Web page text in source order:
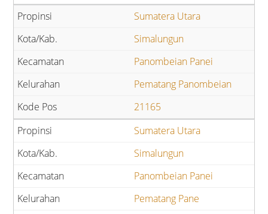
Sumatera Utara
Simalungun
Panombeian Panei
Pematang Panombeian
21165
Sumatera Utara
Simalungun
Panombeian Panei
Pematang Pane